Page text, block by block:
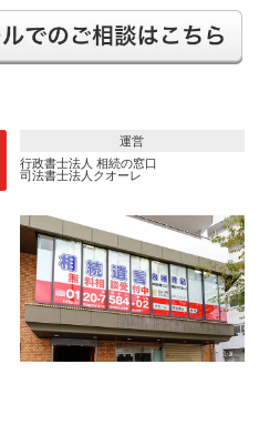
運営
行政書士法人 相続の窓口
司法書士法人クオーレ